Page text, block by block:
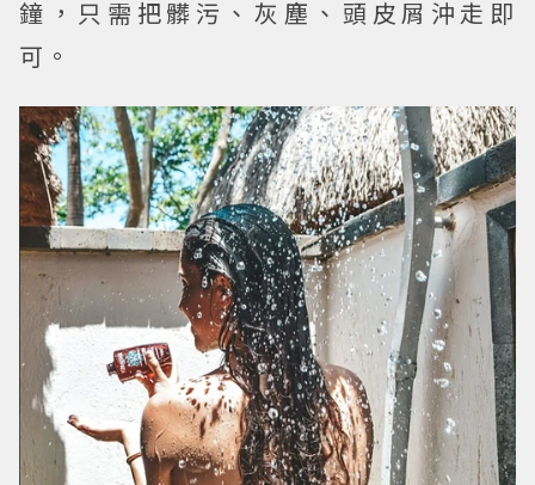
鐘，只需把髒污、灰塵、頭皮屑沖走即
可。